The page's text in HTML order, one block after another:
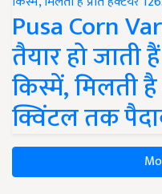
Pusa Corn
तैयार हो जाती
किस्में, मिलती है
क्विंटल तक